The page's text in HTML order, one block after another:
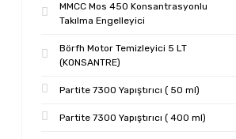
MMCC Mos 450 Konsantrasyonlu
Takılma Engelleyici
Börfh Motor Temizleyici 5 LT
(KONSANTRE)
Partite 7300 Yapıştırıcı ( 50 ml)
Partite 7300 Yapıştırıcı ( 400 ml)